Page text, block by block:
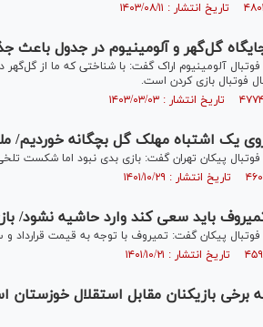
گل‌گهر و آلومینیوم در جدول
آلومینیوم اراک گفت: با شناختی که ما از
فوتبال بازی کردن است.
یک اشتباه مهلک گل بچگانه خوردیم/
پیکان تهران گفت: بازی بدی نبود اما شکست تلخی
باید سعی کند وارد حاشیه نشود/
پیکان گفت: تمیروف با توجه به قیمت
برخی بازیکنان مقابل استقلال